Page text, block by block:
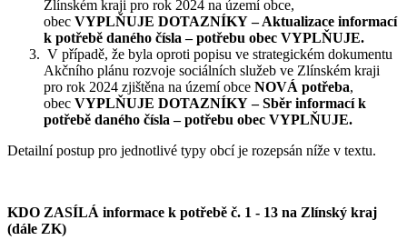
Zlínském kraji pro rok 2024 na území obce,
obec VYPLŇUJE DOTAZNÍKY – Aktualizace informací
k potřebě daného čísla – potřebu obec VYPLŇUJE.
V případě, že byla oproti popisu ve strategickém dokumentu
Akčního plánu rozvoje sociálních služeb ve Zlínském kraji
pro rok 2024 zjištěna na území obce NOVÁ potřeba,
obec VYPLŇUJE DOTAZNÍKY – Sběr informací k
potřebě daného čísla – potřebu obec VYPLŇUJE.
Detailní postup pro jednotlivé typy obcí je rozepsán níže v textu.
KDO ZASÍLÁ informace k potřebě č. 1 - 13 na Zlínský kraj
(dále ZK)